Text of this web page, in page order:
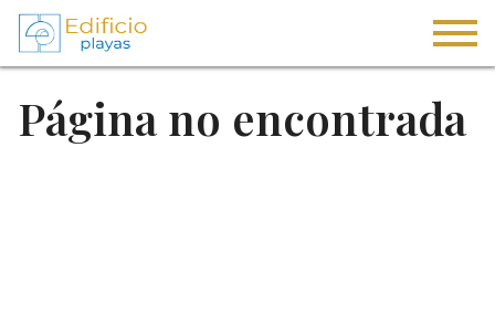
Página no encontrada